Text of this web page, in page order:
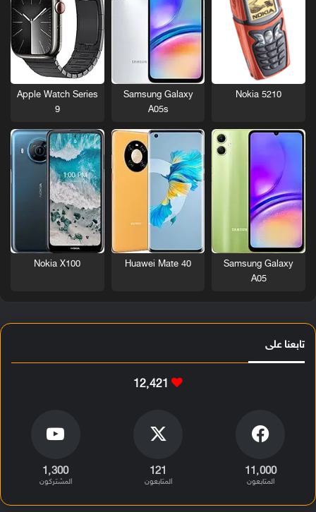
Nokia 5210
Samsung Galaxy
A05s
Apple Watch Series
9
Samsung Galaxy
A05
Huawei Mate 40
Nokia X100
تابعنا على
12٬421
11٬000
المتابعون
121
المتابعون
1٬300
المشتركون